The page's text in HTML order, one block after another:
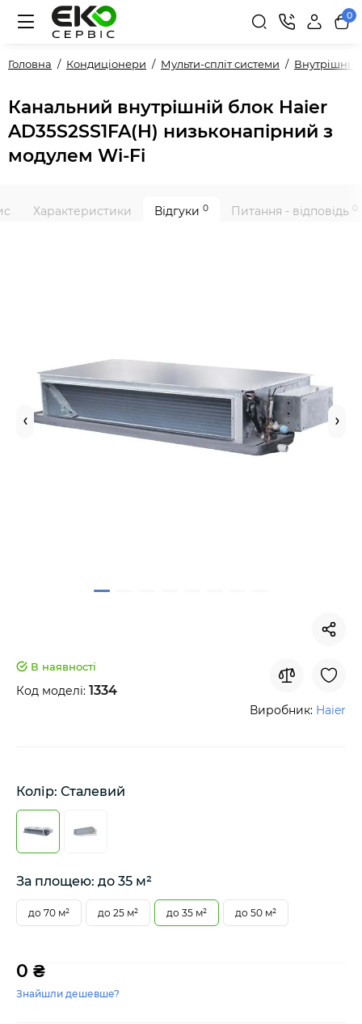
0
Головна Кондиціонери Мульти-спліт системи Внутрішні
Канальний внутрішній блок Haier
AD35S2SS1FA(H) низьконапірний з
модулем Wi-Fi
Характеристики Відгуки 0 Питання - відповідь 0
В наявності
Код моделі: 1334
Виробник: Haier
Колір: Сталевий
За площею: до 35 м²
до 70 м² до 25 м² до 35 м² до 50 м²
0 ₴
Знайшли дешевше?